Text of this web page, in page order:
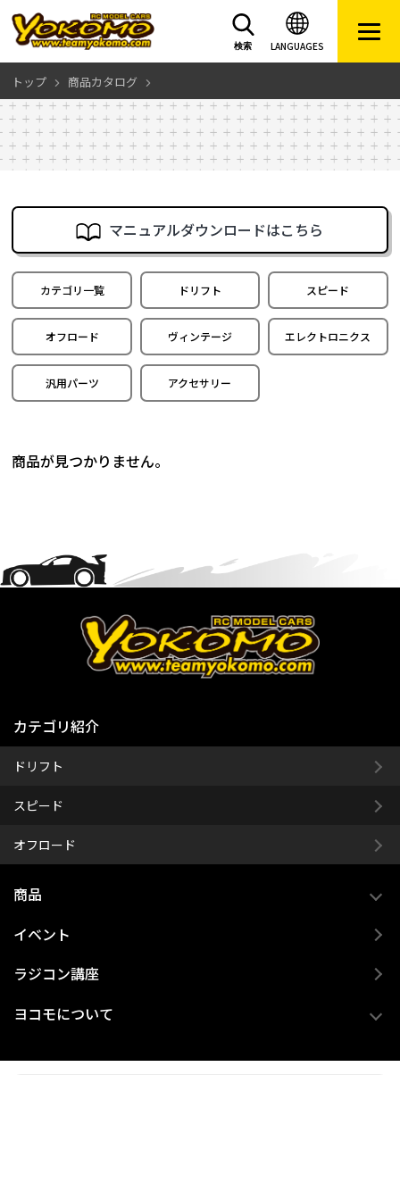
LANGUAGES
検索
トップ 商品カタログ
マニュアルダウンロードはこちら
カテゴリ一覧 ドリフト スピード
オフロード ヴィンテージ エレクトロニクス
汎用パーツ アクセサリー
商品が見つかりません。
カテゴリ紹介
ドリフト
スピード
オフロード
商品
イベント
ラジコン講座
ヨコモについて